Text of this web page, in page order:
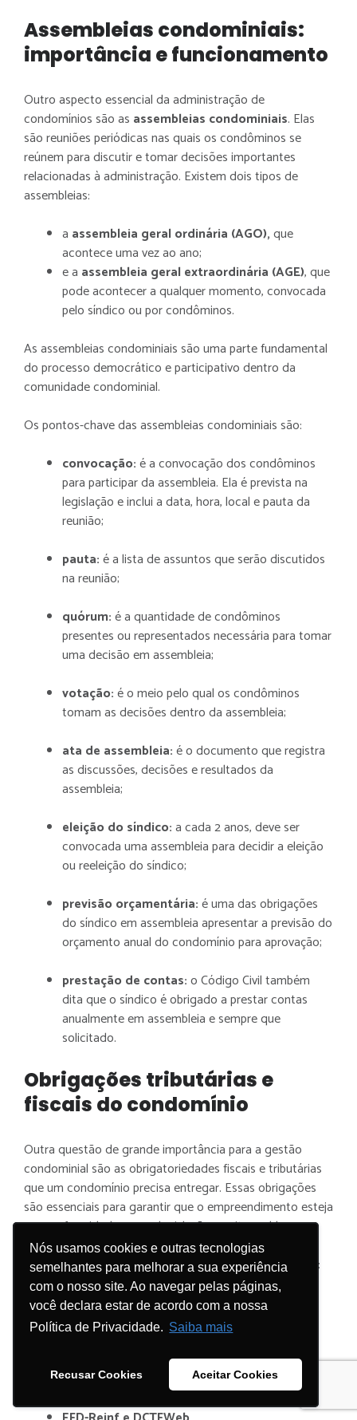
Nós usamos cookies e outras tecnologias
semelhantes para melhorar a sua experiência
com o nosso site. Ao navegar pelas páginas,
você declara estar de acordo com a nossa
Política de Privacidade. Saiba mais
Recusar Cookies Aceitar Cookies
Nós usamos cookies e outras tecnologias
semelhantes para melhorar a sua experiência
com o nosso site. Ao navegar pelas páginas,
você declara estar de acordo com a nossa
Política de Privacidade. Saiba mais
Recusar Cookies Aceitar Cookies
Assembleias condominiais:
importância e funcionamento
Outro aspecto essencial da administração de
condomínios são as assembleias condominiais. Elas
são reuniões periódicas nas quais os condôminos se
reúnem para discutir e tomar decisões importantes
relacionadas à administração. Existem dois tipos de
assembleias:
a assembleia geral ordinária (AGO),que
acontece uma vez ao ano;
e a assembleia geral extraordinária (AGE), que
pode acontecer a qualquer momento, convocada
pelo síndico ou por condôminos.
As assembleias condominiais são uma parte fundamental
do processo democrático e participativo dentro da
comunidade condominial.
Os pontos-chave das assembleias condominiais são:
convocação:é a convocação dos condôminos
para participar da assembleia. Ela é prevista na
legislação e inclui a data, hora, local e pauta da
reunião;
pauta:é a lista de assuntos que serão discutidos
na reunião;
quórum:é a quantidade de condôminos
presentes ou representados necessária para tomar
uma decisão em assembleia;
votação:é o meio pelo qual os condôminos
tomam as decisões dentro da assembleia;
ata de assembleia:é o documento que registra
as discussões, decisões e resultados da
assembleia;
eleição do síndico:a cada 2 anos, deve ser
convocada uma assembleia para decidir a eleição
ou reeleição do síndico;
previsão orçamentária:é uma das obrigações
do síndico em assembleia apresentar a previsão do
orçamento anual do condomínio para aprovação;
prestação de contas:o Código Civil também
dita que o síndico é obrigado a prestar contas
anualmente em assembleia e sempre que
solicitado.
Obrigações tributárias e
fiscais do condomínio
Outra questão de grande importância para a gestão
condominial são as obrigatoriedades fiscais e tributárias
que um condomínio precisa entregar. Essas obrigações
são essenciais para garantir que o empreendimento esteja
em conformidade com a legislação e evite problemas
como multas e penalidades. Algumas das principais
questões relacionadas à contabilidade condominial são:
Imposto de Renda Retido na Fonte (IRRF)
FGTS e INSS